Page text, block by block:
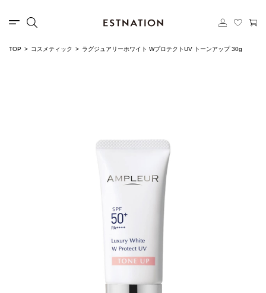
TOP コスメティック ラグジュアリーホワイト WプロテクトUV トーンアップ 30g